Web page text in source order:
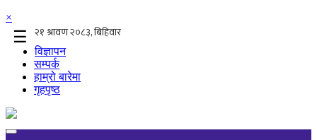
×
☰
विज्ञापन
सम्पर्क
हाम्रो बारेमा
गृहपृष्ठ